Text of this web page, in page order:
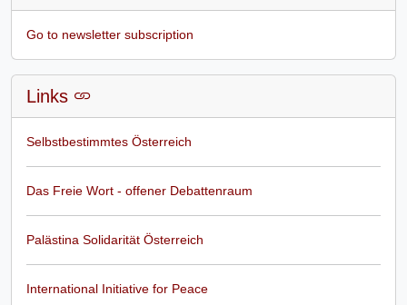
Go to newsletter subscription
Links
Selbstbestimmtes Österreich
Das Freie Wort - offener Debattenraum
Palästina Solidarität Österreich
International Initiative for Peace